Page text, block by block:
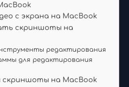
с экрана на MacBook
скриншоты на
редактирования
для редактирования
скриншоты на MacBook